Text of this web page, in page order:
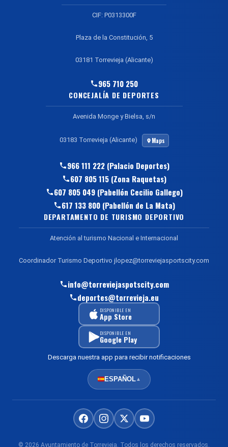
CIF: P0313300F
Plaza de la Constitución, 5
03181 Torrevieja (Alicante)
965 710 250
CONCEJALÍA DE DEPORTES
Avenida Monge y Bielsa, s/n
03183 Torrevieja (Alicante) Maps
966 111 222 (Palacio Deportes)
607 805 115 (Zona Raquetas)
607 805 049 (Pabellón Cecilio Gallego)
617 133 800 (Pabellón de La Mata)
DEPARTAMENTO DE TURISMO DEPORTIVO
Atención al turismo Nacional e Internacional
Coordinador Turismo Deportivo jlopez@torreviejasportscity.com
info@torreviejaspotscity.com
deportes@torrevieja.eu
DISPONIBLE EN
App Store
DISPONIBLE EN
Google Play
Descarga nuestra app para recibir notificaciones
ESPAÑOL▲
© 2026 Ayuntamiento de Torrevieja. Todos los derechos reservados.